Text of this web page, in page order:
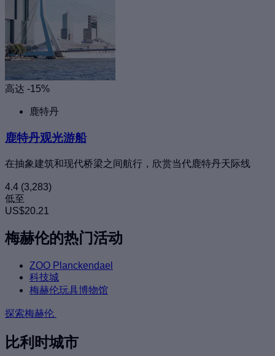
高达 -15%
鹿特丹
鹿特丹观光游船
在抽象建筑和现代桥梁之间航行，欣赏当代鹿特丹天际线
4.4 (3,283)
低至
US$20.21
梅赫伦的热门活动
ZOO Planckendael
科技城
梅赫伦玩具博物馆
探索梅赫伦
比利时城市